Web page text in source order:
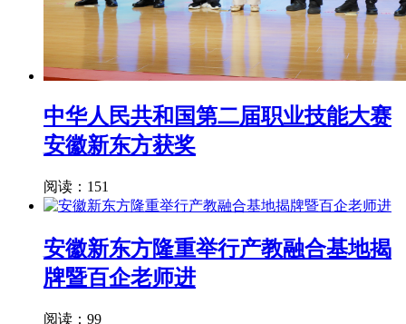
中华人民共和国第二届职业技能大赛
安徽新东方获奖
阅读：151
安徽新东方隆重举行产教融合基地揭
牌暨百企老师进
阅读：99